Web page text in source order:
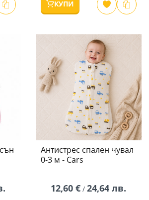
КУПИ
Антистрес спален чувал
0-3 м - Cars
12,60 € /24,64 лв.